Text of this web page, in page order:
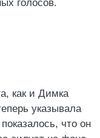
голосов.
как и Димка
указывала
что он